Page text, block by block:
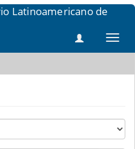
Latinoamericano de